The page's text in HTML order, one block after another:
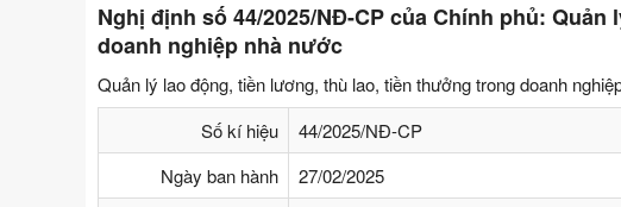
Nghị định số 44/2025/NĐ-CP của Chính phủ:
doanh nghiệp nhà nước
Quản lý lao động, tiền lương, thù lao, tiền thưởng trong doanh
Số kí hiệu
44/2025/NĐ-CP
Ngày ban hành
27/02/2025